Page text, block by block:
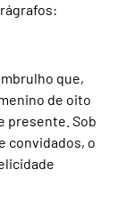
que,
de oito
presente. Sob
convidados, o